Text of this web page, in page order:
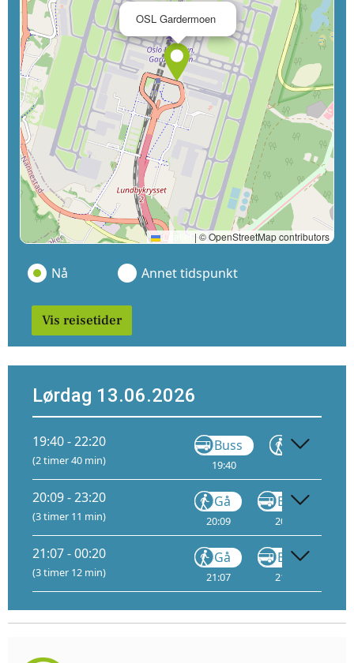
OSL Gardermoen
Leaflet | © OpenStreetMap contributors
Nå Annet tidspunkt
Vis reisetider
Lørdag 13.06.2026
19:40 - 22:20
(2 timer 40 min)
Buss
19:40
Gå
20:09 - 23:20
(3 timer 11 min)
Gå
20:09
Buss
20:40
21:07 - 00:20
(3 timer 12 min)
Gå
21:07
Buss
21:38